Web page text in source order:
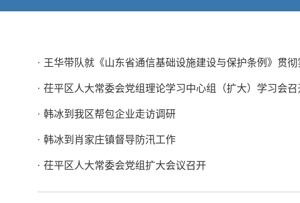
· 王华带队就《山东省通信基础设施建设与保护条例》贯
· 茌平区人大常委会党组理论学习中心组（扩大）学习会召
· 韩冰到我区帮包企业走访调研
· 韩冰到肖家庄镇督导防汛工作
· 茌平区人大常委会党组扩大会议召开